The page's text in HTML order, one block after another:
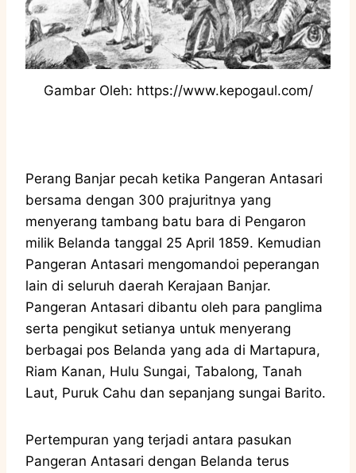
Gambar Oleh: https://www.kepogaul.com/
Perang Banjar pecah ketika Pangeran Antasari
bersama dengan 300 prajuritnya yang
menyerang tambang batu bara di Pengaron
milik Belanda tanggal 25 April 1859. Kemudian
Pangeran Antasari mengomandoi peperangan
lain di seluruh daerah Kerajaan Banjar.
Pangeran Antasari dibantu oleh para panglima
serta pengikut setianya untuk menyerang
berbagai pos Belanda yang ada di Martapura,
Riam Kanan, Hulu Sungai, Tabalong, Tanah
Laut, Puruk Cahu dan sepanjang sungai Barito.
Pertempuran yang terjadi antara pasukan
Pangeran Antasari dengan Belanda terus